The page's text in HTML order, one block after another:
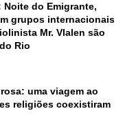
do Emigrante,
grupos internacionais
Mr. Vlalen são
Rio
uma viagem ao
religiões coexistiram